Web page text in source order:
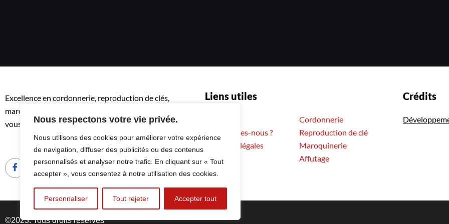
Nous respectons votre vie privée.
Nous utilisons des cookies pour améliorer votre expérience
de navigation, diffuser des publicités ou des contenus
personnalisés et analyser notre trafic. En cliquant sur « Tout
accepter », vous consentez à notre utilisation des cookies.
Personnaliser Tout rejeter Accepter tout
Excellence en cordonnerie, reproduction de clés,
maroquinerie, entretien du cuir et affûtage. Fiez-
vous à notre savoir-faire.
Liens utiles
Qui sommes-nous ?
Mentions légales
Cordonnerie
Reproduction de clé
Maroquinerie
Affutage
Crédits
©2023. Tous droits réservés